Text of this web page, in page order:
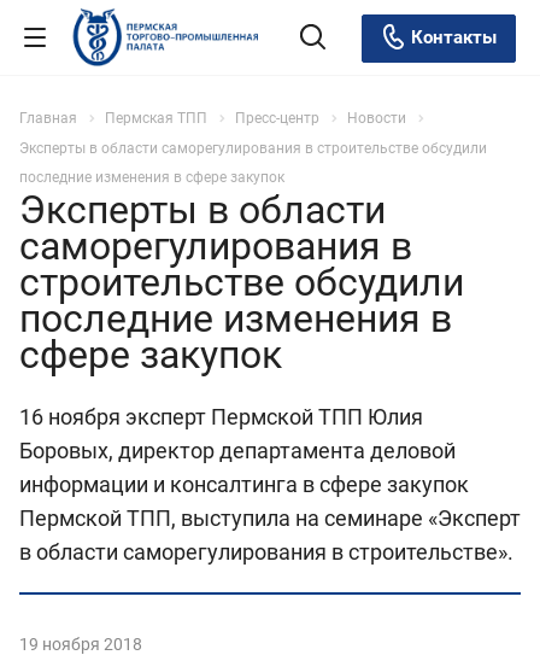
Контакты
Главная Пермская ТПП Пресс-центр
Новости
Эксперты в области саморегулирования в строительстве обсудили
последние изменения в сфере закупок
Эксперты в области
саморегулирования в
строительстве обсудили
последние изменения в
сфере закупок
16 ноября эксперт Пермской ТПП Юлия
Боровых, директор департамента деловой
информации и консалтинга в сфере закупок
Пермской ТПП, выступила на семинаре «Эксперт
в области саморегулирования в строительстве».
19 ноября 2018